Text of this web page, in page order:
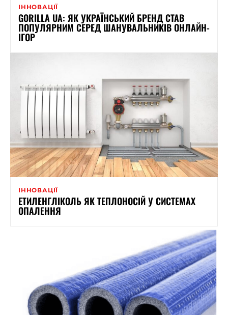
ІННОВАЦІЇ
GORILLA UA: ЯК УКРАЇНСЬКИЙ БРЕНД СТАВ
ПОПУЛЯРНИМ СЕРЕД ШАНУВАЛЬНИКІВ ОНЛАЙН-
ІГОР
ІННОВАЦІЇ
ЕТИЛЕНГЛІКОЛЬ ЯК ТЕПЛОНОСІЙ У СИСТЕМАХ
ОПАЛЕННЯ